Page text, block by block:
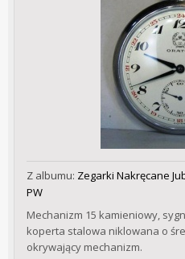
Z albumu: Zegarki Nakręcane
PW
Mechanizm 15 kamieniowy,
koperta stalowa niklowana o
okrywający mechanizm.